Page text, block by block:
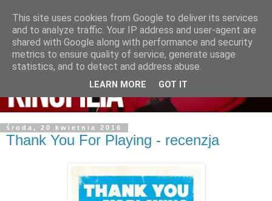
środa, 20 kwietnia 2016
Thank You For Playing - recenzja
This site uses cookies from Google to deliver its services
and to analyze traffic. Your IP address and user-agent are
shared with Google along with performance and security
metrics to ensure quality of service, generate usage
statistics, and to detect and address abuse.
LEARN MORE GOT IT